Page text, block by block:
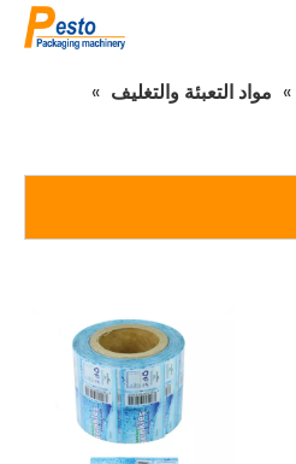
» مواد التعبئة والتغليف »